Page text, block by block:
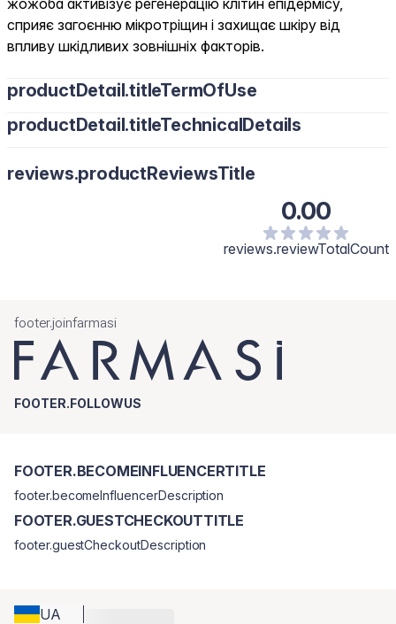
жожоба активізує регенерацію клітин епідермісу,
сприяє загоєнню мікротріщин і захищає шкіру від
впливу шкідливих зовнішніх факторів.
productDetail.titleTermOfUse
productDetail.titleTechnicalDetails
reviews.productReviewsTitle
0.00
reviews.reviewTotalCount
footer.joinfarmasi
FOOTER.FOLLOWUS
UA
FOOTER.BECOMEINFLUENCERTITLE
footer.becomeInfluencerDescription
FOOTER.GUESTCHECKOUTTITLE
footer.guestCheckoutDescription